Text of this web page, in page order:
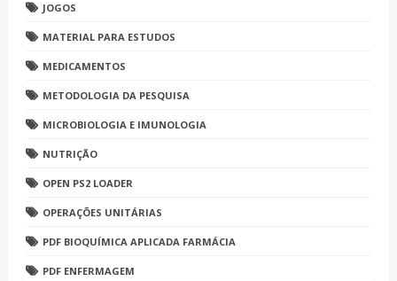
JOGOS
MATERIAL PARA ESTUDOS
MEDICAMENTOS
METODOLOGIA DA PESQUISA
MICROBIOLOGIA E IMUNOLOGIA
NUTRIÇÃO
OPEN PS2 LOADER
OPERAÇÕES UNITÁRIAS
PDF BIOQUÍMICA APLICADA FARMÁCIA
PDF ENFERMAGEM